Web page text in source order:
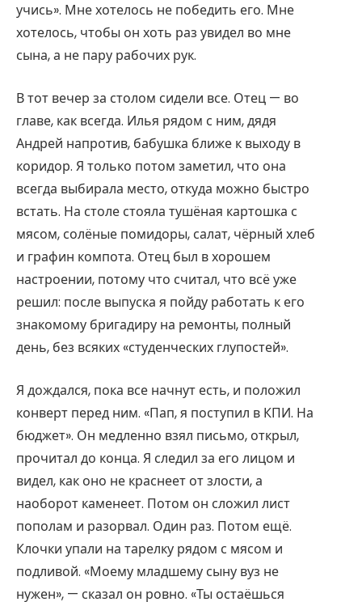
учись». Мне хотелось не победить его. Мне
хотелось, чтобы он хоть раз увидел во мне
сына, а не пару рабочих рук.
В тот вечер за столом сидели все. Отец — во
главе, как всегда. Илья рядом с ним, дядя
Андрей напротив, бабушка ближе к выходу в
коридор. Я только потом заметил, что она
всегда выбирала место, откуда можно быстро
встать. На столе стояла тушёная картошка с
мясом, солёные помидоры, салат, чёрный хлеб
и графин компота. Отец был в хорошем
настроении, потому что считал, что всё уже
решил: после выпуска я пойду работать к его
знакомому бригадиру на ремонты, полный
день, без всяких «студенческих глупостей».
Я дождался, пока все начнут есть, и положил
конверт перед ним. «Пап, я поступил в КПИ. На
бюджет». Он медленно взял письмо, открыл,
прочитал до конца. Я следил за его лицом и
видел, как оно не краснеет от злости, а
наоборот каменеет. Потом он сложил лист
пополам и разорвал. Один раз. Потом ещё.
Клочки упали на тарелку рядом с мясом и
подливой. «Моему младшему сыну вуз не
нужен», — сказал он ровно. «Ты остаёшься